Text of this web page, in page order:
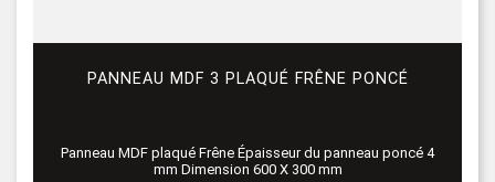
PANNEAU MDF 3 PLAQUÉ FRÊNE PONCÉ
Panneau MDF plaqué Frêne Épaisseur du panneau poncé 4
mm Dimension 600 X 300 mm